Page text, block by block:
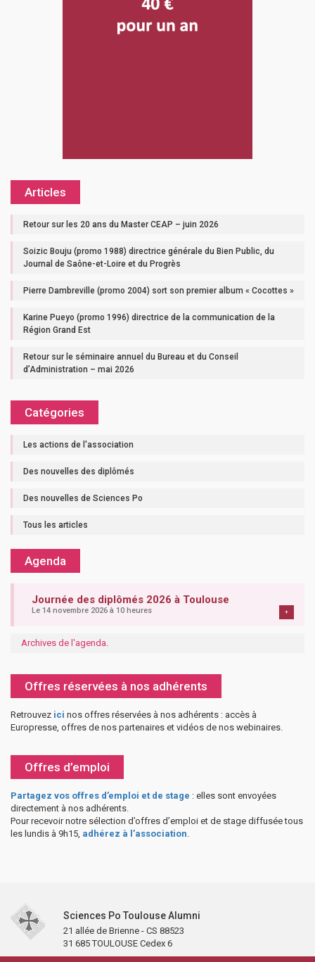
Articles
Retour sur les 20 ans du Master CEAP – juin 2026
Soizic Bouju (promo 1988) directrice générale du Bien Public, du
Journal de Saône-et-Loire et du Progrès
Pierre Dambreville (promo 2004) sort son premier album « Cocottes »
Karine Pueyo (promo 1996) directrice de la communication de la
Région Grand Est
Retour sur le séminaire annuel du Bureau et du Conseil
d’Administration – mai 2026
Catégories
Les actions de l'association
Des nouvelles des diplômés
Des nouvelles de Sciences Po
Tous les articles
Agenda
Journée des diplômés 2026 à Toulouse
Le 14 novembre 2026 à 10 heures +
Archives de l'agenda
Offres réservées à nos adhérents
Retrouvez ici nos offres réservées à nos adhérents : accès à
Europresse, offres de nos partenaires et vidéos de nos webinaires.
Offres d’emploi
Partagez vos offres d’emploi et de stage : elles sont envoyées
directement à nos adhérents.
Pour recevoir notre sélection d’offres d’emploi et de stage diffusée tous
les lundis à 9h15, adhérez à l’association
Sciences Po Toulouse Alumni
21 allée de Brienne - CS 88523
31 685 TOULOUSE Cedex 6